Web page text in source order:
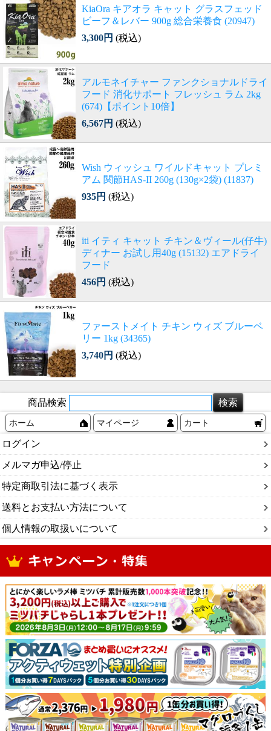
KiaOra キアオラ キャット グラスフェッド
ビーフ＆レバー 900g 総合栄養食 (20947)
3,300円 (税込)
アルモネイチャー ファンクショナルドライ
フード 消化サポート フレッシュ ラム 2kg
(674)【ポイント10倍】
6,567円 (税込)
Wish ウィッシュ ワイルドキャット プレミ
アム 関節HAS-II 260g (130g×2袋) (11837)
935円 (税込)
iti イティ キャット チキン＆ヴィール(仔牛)
ディナー お試し用40g (15132) エアドライ
フード
456円 (税込)
ファーストメイト チキン ウィズ ブルーベ
リー 1kg (34365)
3,740円 (税込)
商品検索
ホーム マイページ カート
ログイン
メルマガ申込/停止
特定商取引法に基づく表示
送料とお支払い方法について
個人情報の取扱いについて